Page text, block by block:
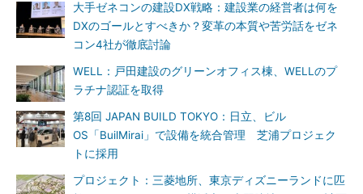
大手ゼネコンの建設DX戦略：建設業の経営者は何を
DXのゴールとすべきか？変革の本質や苦労話をゼネ
コン4社が徹底討論
WELL：戸田建設のグリーンオフィス棟、WELLのプ
ラチナ認証を取得
第8回 JAPAN BUILD TOKYO：日立、ビル
OS「BuilMirai」で設備を統合管理 芝浦プロジェク
トに採用
プロジェクト：三菱地所、東京ディズニーランドに匹